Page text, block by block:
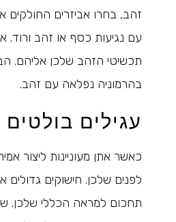
זהב, בחרו אביזרים
עם נגיעות כסף או זהב
תכשיטי הזהב שלכן אליהם.
בהרמוניה נפלאה עם זהב.
עגילים
כאשר אתן מעוניינות ליצור
לפנים שלכן. חישוקים
תחכום למראה הכללי שלכן.